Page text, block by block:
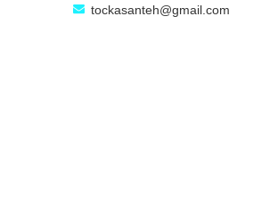
tockasanteh@gmail.com